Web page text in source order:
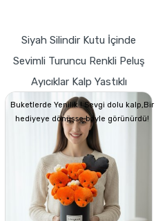
Siyah Silindir Kutu İçinde
Sevimli Turuncu Renkli Peluş
Ayıcıklar Kalp Yastıklı
Buketlerde Yenilik ! Sevgi dolu kalp,Bir
hediyeye dönüşse böyle görünürdü!